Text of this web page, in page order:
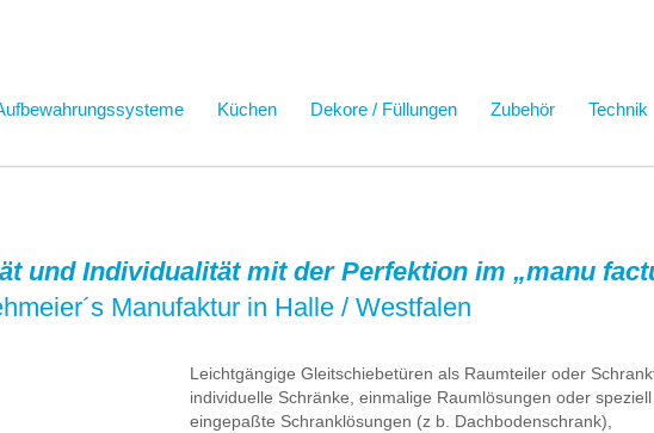
Küchen Dekore / Füllungen Zubehör Technik
und Individualität mit der Perfektion im „manu
Manufaktur in Halle / Westfalen
Leichtgängige Gleitschiebetüren als Raumteiler oder
individuelle Schränke, einmalige Raumlösungen oder speziell
eingepaßte Schranklösungen (z b. Dachbodenschrank),